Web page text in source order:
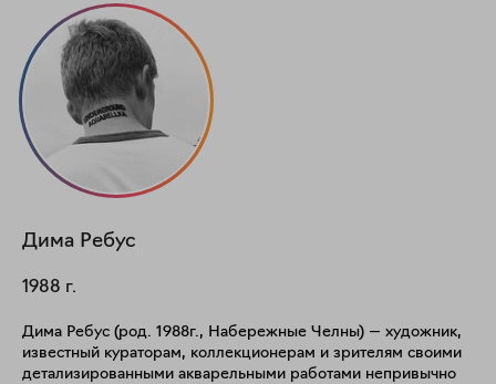
Дима Ребус
1988 г.
Дима Ребус (род. 1988г., Набережные Челны) — художник,
известный кураторам, коллекционерам и зрителям своими
детализированными акварельными работами непривычно